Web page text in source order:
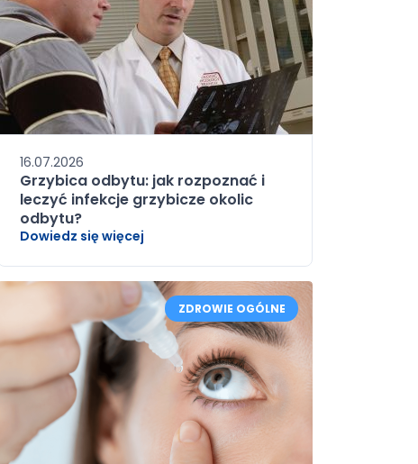
16.07.2026
Grzybica odbytu: jak rozpoznać i
leczyć infekcje grzybicze okolic
odbytu?
Dowiedz się więcej
ZDROWIE OGÓLNE